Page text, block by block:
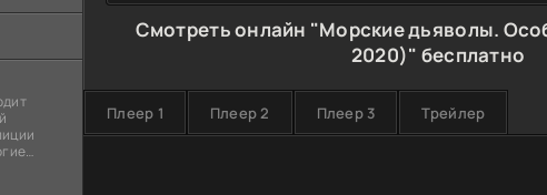
Смотреть онлайн "Морские дьяволы.
2020)" бесплатно
Плеер 1 Плеер 2 Плеер 3 Трейлер